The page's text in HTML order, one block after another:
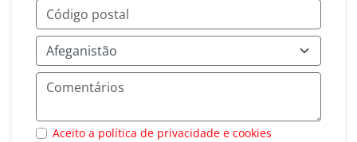
Aceito a política de privacidade e cookies